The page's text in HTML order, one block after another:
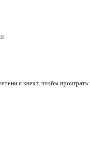
я кнехт, чтобы проиграть